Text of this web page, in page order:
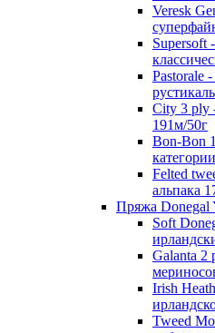
Veresk
Supersoft
Pastorale
City 3 ply
191м/50г
Bon-Bon
Felted
альпака
Пряжа Donegal
Soft
Galanta 2
Irish
Tweed